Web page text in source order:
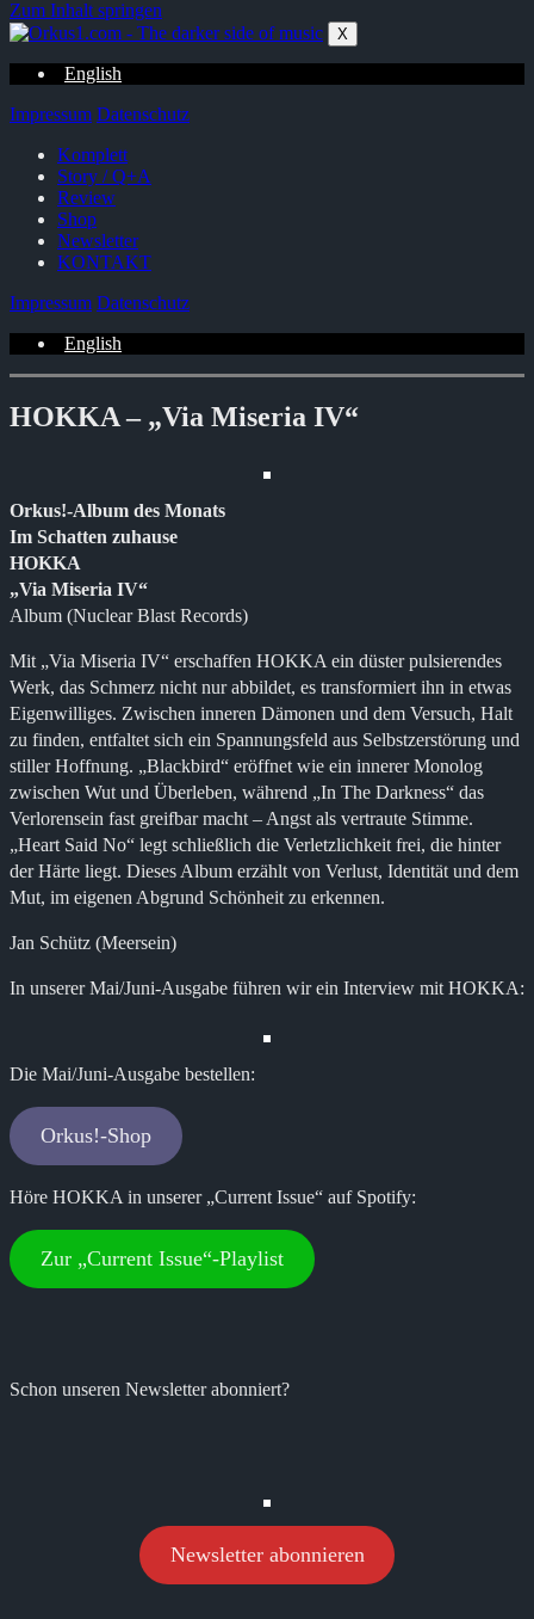
Zum Inhalt springen
X
English
Impressum Datenschutz
Komplett
Story / Q+A
Review
Shop
Newsletter
KONTAKT
Impressum Datenschutz
English
HOKKA – „Via Miseria IV“
Orkus!-Album des Monats
Im Schatten zuhause
HOKKA
„Via Miseria IV“
Album (Nuclear Blast Records)
Mit „Via Miseria IV“ erschaffen HOKKA ein düster pulsierendes
Werk, das Schmerz nicht nur abbildet, es transformiert ihn in etwas
Eigenwilliges. Zwischen inneren Dämonen und dem Versuch, Halt
zu finden, entfaltet sich ein Spannungsfeld aus Selbstzerstörung und
stiller Hoffnung. „Blackbird“ eröffnet wie ein innerer Monolog
zwischen Wut und Überleben, während „In The Darkness“ das
Verlorensein fast greifbar macht – Angst als vertraute Stimme.
„Heart Said No“ legt schließlich die Verletzlichkeit frei, die hinter
der Härte liegt. Dieses Album erzählt von Verlust, Identität und dem
Mut, im eigenen Abgrund Schönheit zu erkennen.
Jan Schütz (Meersein)
In unserer Mai/Juni-Ausgabe führen wir ein Interview mit HOKKA:
Die Mai/Juni-Ausgabe bestellen:
Orkus!-Shop
Höre HOKKA in unserer „Current Issue“ auf Spotify:
Zur „Current Issue“-Playlist
Schon unseren Newsletter abonniert?
Newsletter abonnieren